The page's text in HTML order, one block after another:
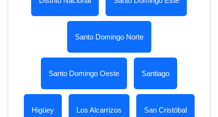
Santo Domingo Norte
Santo Domingo Oeste Santiago
Higüey Los Alcarrizos San Cristóbal